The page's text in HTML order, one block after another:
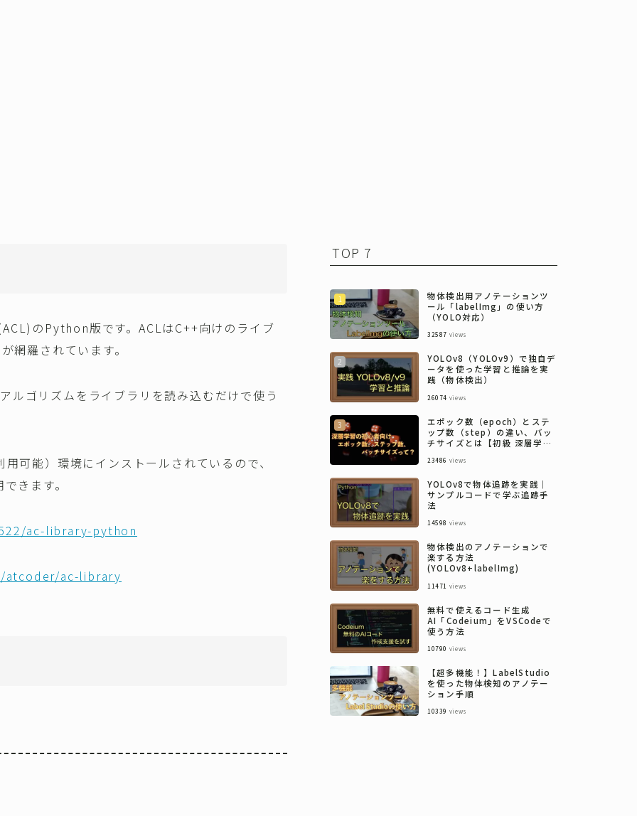
のPython版です。ACLはC++向けのライブ
網羅されています。
ルゴリズムをライブラリを読み込むだけで使う
能）環境にインストールされているので、
きます。
ac-library-python
ac-library
TOP 7
物体検出用アノテーションツ
ール「labelImg」の使い方
（YOLO対応）
32587 views
YOLOv8（YOLOv9）で独自デ
ータを使った学習と推論を実
践（物体検出）
26074 views
エポック数（epoch）とステ
ップ数（step）の違い、バッ
チサイズとは【初級 深層学習
23486 views
YOLOv8で物体追跡を実践｜
サンプルコードで学ぶ追跡手
法
14598 views
物体検出のアノテーションで
楽する方法
(YOLOv8+labelImg)
11471 views
無料で使えるコード生成
AI「Codeium」をVSCodeで
使う方法
10790 views
【超多機能！】LabelStudio
を使った物体検知のアノテー
ション手順
10339 views